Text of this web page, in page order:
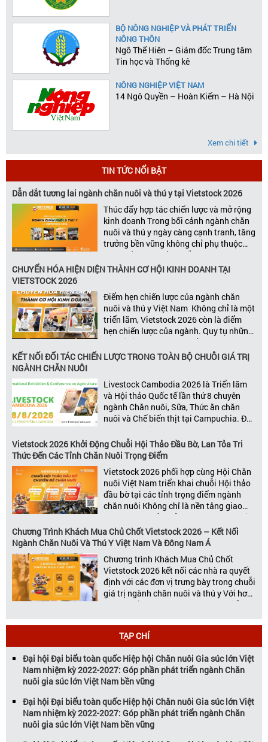
BỘ NÔNG NGHIỆP VÀ PHÁT TRIỂN
NÔNG THÔN
Ngô Thế Hiên – Giám đốc Trung tâm
Tin học và Thống kê
NÔNG NGHIỆP VIỆT NAM
14 Ngô Quyền – Hoàn Kiếm – Hà Nội
Xem chi tiết
TIN TỨC NỔI BẬT
Dẫn dắt tương lai ngành chăn nuôi và thú y tại Vietstock 2026
Thúc đẩy hợp tác chiến lược và mở rộng
kinh doanh Trong bối cảnh ngành chăn
nuôi và thú y ngày càng cạnh tranh, tăng
trưởng bền vững không chỉ phụ thuộc
vào chất lượng sản phẩm hay năng lực
đổi mới, mà còn được thúc đẩy bởi khả
năng xây dựng các mối quan […]
CHUYỂN HÓA HIỆN DIỆN THÀNH CƠ HỘI KINH DOANH TẠI
VIETSTOCK 2026
Điểm hẹn chiến lược của ngành chăn
nuôi và thú y Việt Nam Không chỉ là một
triển lãm, Vietstock 2026 còn là điểm
hẹn chiến lược của ngành. Quy tụ những
đơn vị kinh doanh hàng đầu, những lãnh
đạo và nhà cung cấp trong chuỗi giá
trị ngành, Vietstock mang đến nền tảng
giá trị […]
KẾT NỐI ĐỐI TÁC CHIẾN LƯỢC TRONG TOÀN BỘ CHUỖI GIÁ TRỊ
NGÀNH CHĂN NUÔI
Livestock Cambodia 2026 là Triển lãm
và Hội thảo Quốc tế lần thứ 8 chuyên
ngành Chăn nuôi, Sữa, Thức ăn chăn
nuôi và Chế biến thịt tại Campuchia. Đây
được đánh giá là một trong những sự
kiện thương mại thường niên uy tín và
đáng chú ý nhất của ngành nông nghiệp
– chăn […]
Vietstock 2026 Khởi Động Chuỗi Hội Thảo Đầu Bờ, Lan Tỏa Tri
Thức Đến Các Tỉnh Chăn Nuôi Trọng Điểm
Vietstock 2026 phối hợp cùng Hội Chăn
nuôi Việt Nam triển khai chuỗi Hội thảo
đầu bờ tại các tỉnh trọng điểm ngành
chăn nuôi Không chỉ là nền tảng giao
thương hàng đầu của ngành chăn nuôi
và thú y, Vietstock còn là triển lãm duy
nhất tại Việt Nam tổ chức thường niên
Chương Trình Khách Mua Chủ Chốt Vietstock 2026 – Kết Nối
Ngành Chăn Nuôi Và Thú Y Việt Nam Và Đông Nam Á
Chương trình Khách Mua Chủ Chốt
Vietstock 2026 kết nối các nhà ra quyết
định với các đơn vị trưng bày trong chuỗi
giá trị ngành chăn nuôi và thú y Với hơn
20 năm đồng hành cùng sự phát triển
Vietstock đã khẳng định vị thế là triển […]
TẠP CHÍ
Đại hội Đại biểu toàn quốc Hiệp hội Chăn nuôi Gia súc lớn Việt
Nam nhiệm kỳ 2022-2027: Góp phần phát triển ngành Chăn
nuôi gia súc lớn Việt Nam bền vững
Đại hội Đại biểu toàn quốc Hiệp hội Chăn nuôi Gia súc lớn Việt
Nam nhiệm kỳ 2022-2027: Góp phần phát triển ngành Chăn
nuôi gia súc lớn Việt Nam bền vững